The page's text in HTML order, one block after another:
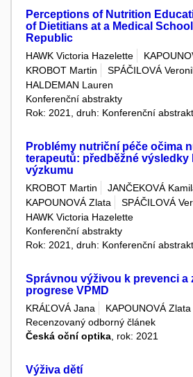
Perceptions of Nutrition
of Dietitians at a Medical
Republic
HAWK Victoria Hazelette
KROBOT Martin
SPÁČILOVÁ
HALDEMAN Lauren
Konferenční abstrakty
Rok: 2021, druh: Konferenční
Problémy nutriční péče očima
terapeutů: předběžné výsledky
výzkumu
KROBOT Martin
JANČEKOVÁ
KAPOUNOVÁ Zlata
SPÁČILOVÁ
HAWK Victoria Hazelette
Konferenční abstrakty
Rok: 2021, druh: Konferenční
Správnou výživou k prevenci a
progrese VPMD
KRÁĽOVÁ Jana KAPOUNOVÁ Zlata
Recenzovaný odborný článek
Česká oční optika , rok: 2021
Výživa dětí